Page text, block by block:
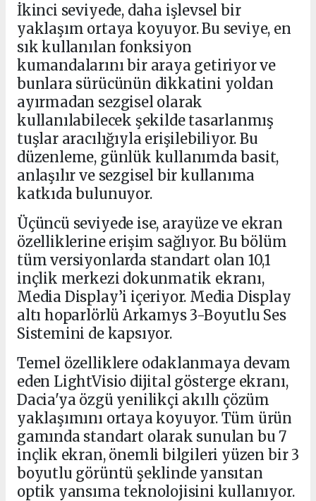
İkinci seviyede, daha işlevsel bir
yaklaşım ortaya koyuyor. Bu seviye, en
sık kullanılan fonksiyon
kumandalarını bir araya getiriyor ve
bunlara sürücünün dikkatini yoldan
ayırmadan sezgisel olarak
kullanılabilecek şekilde tasarlanmış
tuşlar aracılığıyla erişilebiliyor. Bu
düzenleme, günlük kullanımda basit,
anlaşılır ve sezgisel bir kullanıma
katkıda bulunuyor.
Üçüncü seviyede ise, arayüze ve ekran
özelliklerine erişim sağlıyor. Bu bölüm
tüm versiyonlarda standart olan 10,1
inçlik merkezi dokunmatik ekranı,
Media Display’i içeriyor. Media Display
altı hoparlörlü Arkamys 3-Boyutlu Ses
Sistemini de kapsıyor.
Temel özelliklere odaklanmaya devam
eden LightVisio dijital gösterge ekranı,
Dacia'ya özgü yenilikçi akıllı çözüm
yaklaşımını ortaya koyuyor. Tüm ürün
gamında standart olarak sunulan bu 7
inçlik ekran, önemli bilgileri yüzen bir 3
boyutlu görüntü şeklinde yansıtan
optik yansıma teknolojisini kullanıyor.